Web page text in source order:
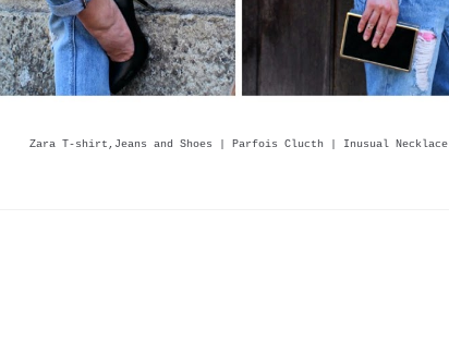
Zara T-shirt,Jeans and Shoes | Parfois Clucth | Inusual Necklace